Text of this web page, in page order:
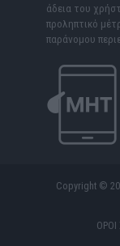
άδεια του
προληπτικό
παράνομου
Copyright ©